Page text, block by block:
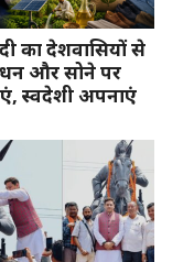
का देशवासियों से
और सोने पर
स्वदेशी अपनाएं